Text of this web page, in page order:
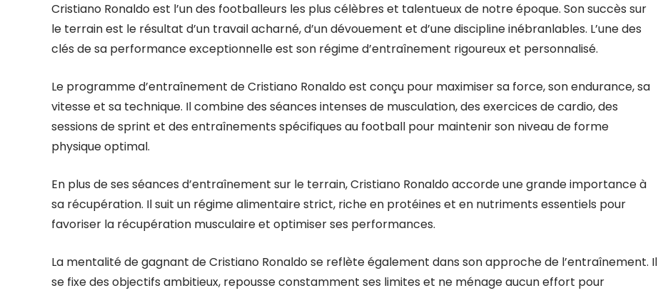
Cristiano Ronaldo est l’un des footballeurs les plus célèbres et talentueux de notre époque. Son succès sur
le terrain est le résultat d’un travail acharné, d’un dévouement et d’une discipline inébranlables. L’une des
clés de sa performance exceptionnelle est son régime d’entraînement rigoureux et personnalisé.
Le programme d’entraînement de Cristiano Ronaldo est conçu pour maximiser sa force, son endurance, sa
vitesse et sa technique. Il combine des séances intenses de musculation, des exercices de cardio, des
sessions de sprint et des entraînements spécifiques au football pour maintenir son niveau de forme
physique optimal.
En plus de ses séances d’entraînement sur le terrain, Cristiano Ronaldo accorde une grande importance à
sa récupération. Il suit un régime alimentaire strict, riche en protéines et en nutriments essentiels pour
favoriser la récupération musculaire et optimiser ses performances.
La mentalité de gagnant de Cristiano Ronaldo se reflète également dans son approche de l’entraînement. Il
se fixe des objectifs ambitieux, repousse constamment ses limites et ne ménage aucun effort pour